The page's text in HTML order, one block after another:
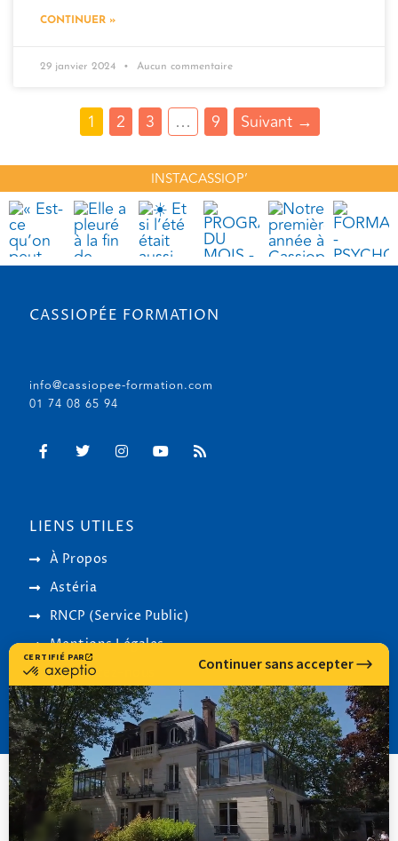
CONTINUER »
29 janvier 2024 Aucun commentaire
1 2 3 … 9 Suivant→
INSTACASSIOP’
CASSIOPÉE FORMATION
info@cassiopee-formation.com
01 74 08 65 94
LIENS UTILES
À Propos
Astéria
RNCP (Service Public)
Mentions Légales
Contactez-nous
© 2000-2026Institut Cassiopée Formation • RéalisationCHM Conseil